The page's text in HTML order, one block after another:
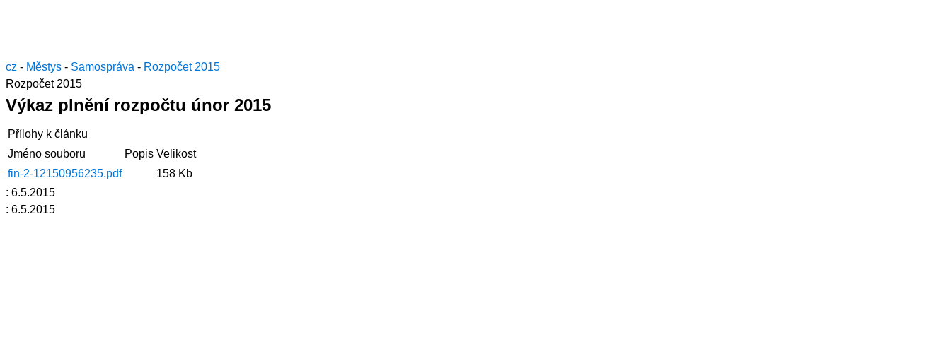
cz - Městys - Samospráva - Rozpočet 2015
Rozpočet 2015
Výkaz plnění rozpočtu únor 2015
Přílohy k článku
Jméno souboru
Popis Velikost
fin-2-12150956235.pdf
158 Kb
: 6.5.2015
: 6.5.2015